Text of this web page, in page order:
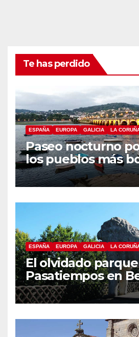
Te has perdido
ESPAÑA EUROPA GALICIA LA
Paseo nocturno
los pueblos más
Coruña,
ESPAÑA EUROPA GALICIA LA
El olvidado parque
Pasatiempos en